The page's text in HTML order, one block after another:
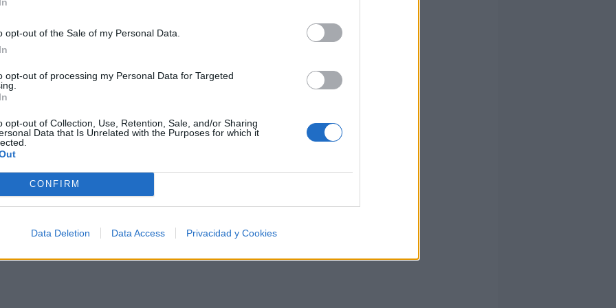
opt-out of the Sale of my Personal Data.
opt-out of processing my Personal Data for Targeted
opt-out of Collection, Use, Retention, Sale, and/or Sharing
Data that Is Unrelated with the Purposes for which it
CONFIRM
Data Deletion Data Access Privacidad y Cookies
"chaval escápate".
una vez que se toma
de Babel.